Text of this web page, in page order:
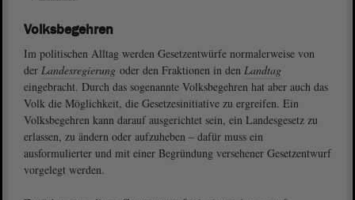
Volksbegehren
Im politischen Alltag werden Gesetzentwürfe normalerweise von
der Landesregierung oder den Fraktionen in den Landtag
eingebracht. Durch das sogenannte Volksbegehren hat aber auch das
Volk die Möglichkeit, die Gesetzesinitiative zu ergreifen. Ein
Volksbegehren kann darauf ausgerichtet sein, ein Landesgesetz zu
erlassen, zu ändern oder aufzuheben – dafür muss ein
ausformulierter und mit einer Begründung versehener Gesetzentwurf
vorgelegt werden.